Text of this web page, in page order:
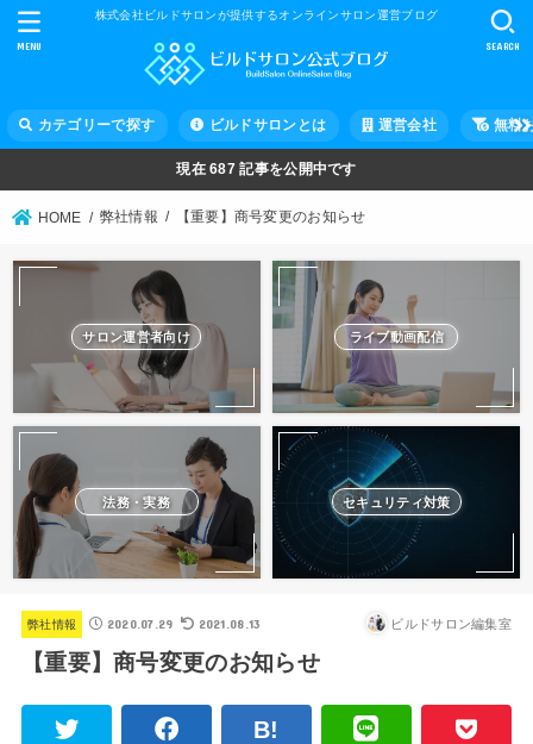
株式会社ビルドサロンが提供するオンラインサロン運営ブログ
カテゴリーで探す ビルドサロンとは 運営会社 無料
SEARCH
MENU
現在687 記事を公開中です
HOME 弊社情報 【重要】商号変更のお知らせ
サロン運営者向け ライブ動画配信
法務・実務 セキュリティ対策
弊社情報 2020.07.29 2021.08.13 ビルドサロン編集室
【重要】商号変更のお知らせ